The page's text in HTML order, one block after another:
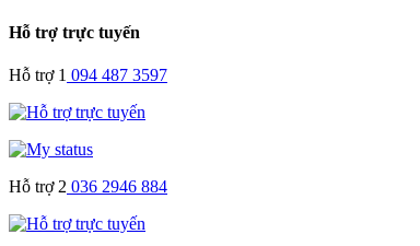
Hỗ trợ trực tuyến
Hỗ trợ 1 094 487 3597
Hỗ trợ 2 036 2946 884